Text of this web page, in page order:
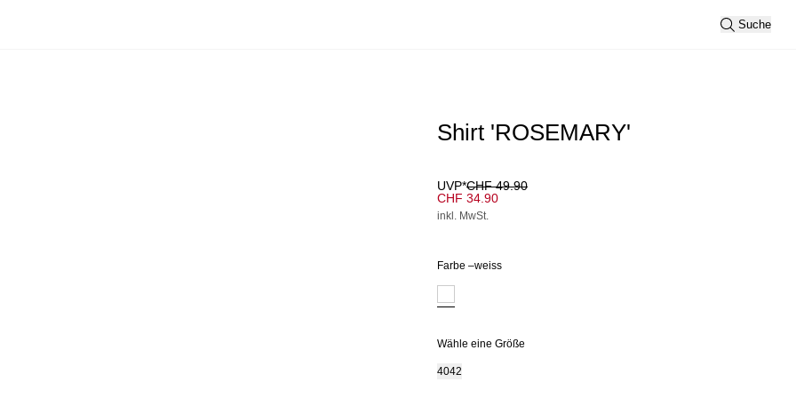
Suche
Shirt 'ROSEMARY'
UVP*CHF 49.90
CHF 34.90
inkl. MwSt.
Farbe –weiss
Wähle eine Größe
4042